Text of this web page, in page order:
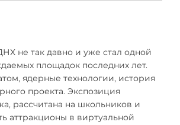
не так давно и уже стал одной
площадок последних лет.
ядерные технологии, история
проекта. Экспозиция
рассчитана на школьников и
аттракционы в виртуальной